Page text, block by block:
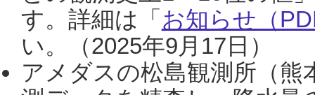
す。詳細は「 お知らせ（
い。（2025年9月17日）
アメダスの松島観測所（熊